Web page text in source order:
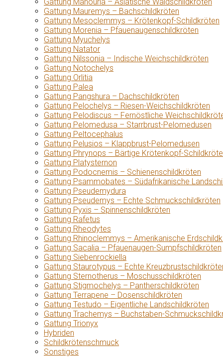
Gattung Mauremys – Bachschildkröten
Gattung Mesoclemmys – Krötenkopf-Schildkröten
Gattung Morenia – Pfauenaugenschildkröten
Gattung Myuchelys
Gattung Natator
Gattung Nilssonia – Indische Weichschildkröten
Gattung Notochelys
Gattung Orlitia
Gattung Palea
Gattung Pangshura – Dachschildkröten
Gattung Pelochelys – Riesen-Weichschildkröten
Gattung Pelodiscus – Fernöstliche
Gattung Pelomedusa – Starrbrust-Pelomedusen
Gattung Peltocephalus
Gattung Pelusios – Klappbrust-Pelomedusen
Gattung Phrynops – Bärtige Krötenkopf-
Gattung Platysternon
Gattung Podocnemis – Schienenschildkröten
Gattung Psammobates – Südafrikanische
Gattung Pseudemydura
Gattung Pseudemys – Echte Schmuckschildkröten
Gattung Pyxis – Spinnenschildkröten
Gattung Rafetus
Gattung Rheodytes
Gattung Rhinoclemmys – Amerikanische
Gattung Sacalia – Pfauenaugen-Sumpfschildkröten
Gattung Siebenrockiella
Gattung Staurotypus – Echte
Gattung Sternotherus – Moschusschildkröten
Gattung Stigmochelys – Pantherschildkröten
Gattung Terrapene – Dosenschildkröten
Gattung Testudo – Eigentliche Landschildkröten
Gattung Trachemys – Buchstaben-
Gattung Trionyx
Hybriden
Schildkrötenschmuck
Sonstiges